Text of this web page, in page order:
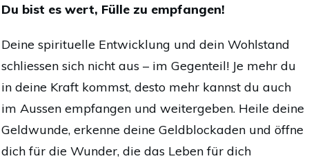
Du bist es wert, Fülle zu empfangen!
Deine spirituelle Entwicklung und dein Wohlstand
schliessen sich nicht aus – im Gegenteil! Je mehr du
in deine Kraft kommst, desto mehr kannst du auch
im Aussen empfangen und weitergeben. Heile deine
Geldwunde, erkenne deine Geldblockaden und öffne
dich für die Wunder, die das Leben für dich